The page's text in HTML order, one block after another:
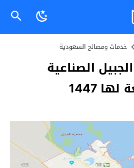
خدمات ومصالح السعودية
الصناعية
1447